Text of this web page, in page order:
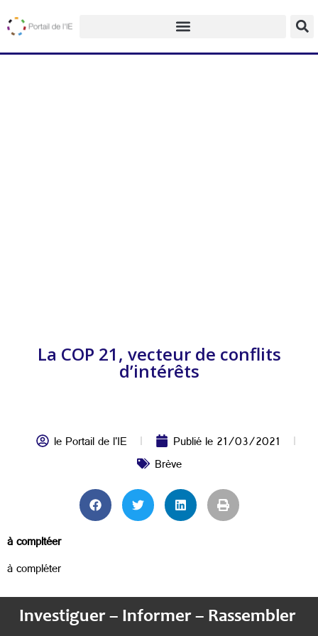
La COP 21, vecteur de conflits
d’intérêts
le Portail de l'IE Publié le21/03/2021
Brève
à compltéer
à compléter
Investiguer – Informer – Rassembler